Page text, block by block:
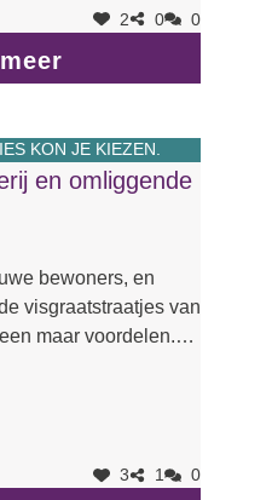
2 0 0
KON JE KIEZEN.
en omliggende
bewoners, en
visgraatstraatjes van
maar voordelen.
3 1 0